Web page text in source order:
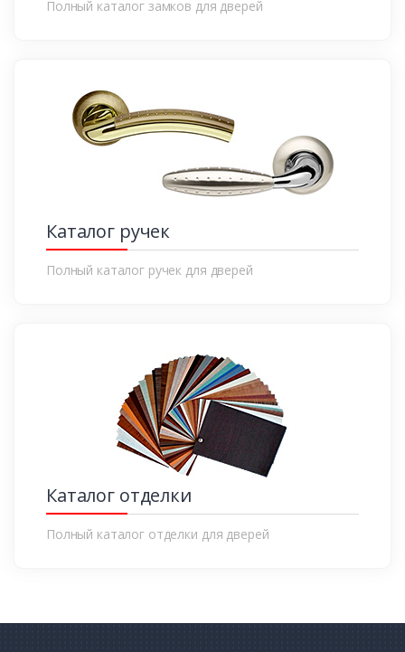
Полный каталог замков для дверей
Каталог ручек
Полный каталог ручек для дверей
Каталог отделки
Полный каталог отделки для дверей